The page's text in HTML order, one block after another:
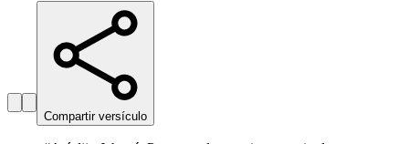
Compartir versículo